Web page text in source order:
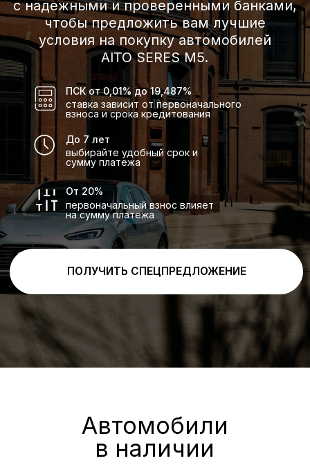
Необычайная красота, естественный
стиль, превращающие каждое
путешествие в трогательную поэму
Яркий и модный, естественный
центр внимания, каждый угол — это
повествование о свете и тени между